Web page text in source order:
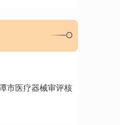
市医疗器械审评核